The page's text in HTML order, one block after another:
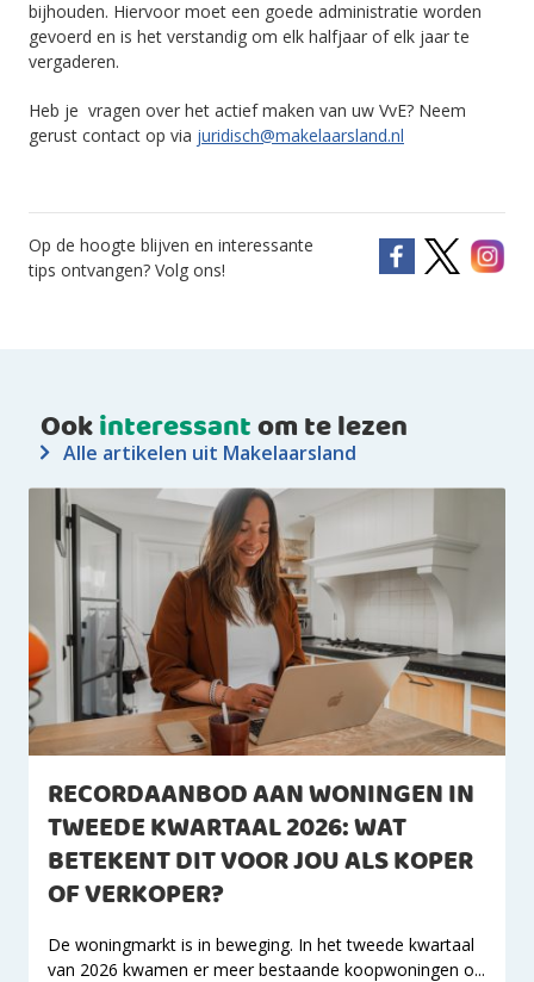
bijhouden. Hiervoor moet een goede administratie worden
gevoerd en is het verstandig om elk halfjaar of elk jaar te
vergaderen.
Heb je vragen over het actief maken van uw VvE? Neem
gerust contact op via juridisch@makelaarsland.nl
Op de hoogte blijven en interessante
tips ontvangen? Volg ons!
Ookinteressantom te lezen
Alle artikelen uit Makelaarsland
RECORDAANBOD AAN WONINGEN IN
TWEEDE KWARTAAL 2026: WAT
BETEKENT DIT VOOR JOU ALS KOPER
OF VERKOPER?
De woningmarkt is in beweging. In het tweede kwartaal
van 2026 kwamen er meer bestaande koopwoningen o...